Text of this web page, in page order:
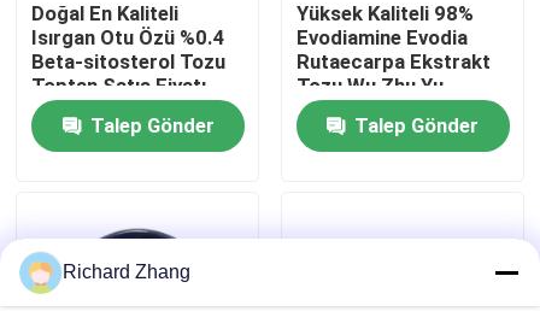
Kalite Kontrolü
Bizimle İletişim
Bir teklif isteği
Bitki Özü Tozu
Doğal En Kaliteli
Isırgan Otu Özü %0.4
Beta-sitosterol Tozu
Toptan Satış Fiyatı
Talep Gönder
Yüksek Kaliteli 98%
Evodiamine Evodia
Rutaecarpa Ekstrakt
Tozu Wu Zhu Yu
Ekstrakt Tozu
Talep Gönder
Richard Zhang